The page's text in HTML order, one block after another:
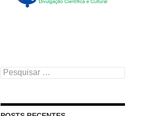
Pesquisar
por: